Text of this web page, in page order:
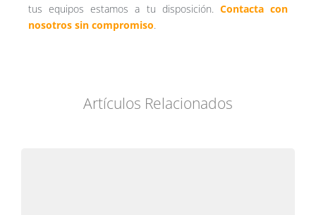
tus equipos estamos a tu disposición. Contacta con
nosotros sin compromiso.
Artículos Relacionados